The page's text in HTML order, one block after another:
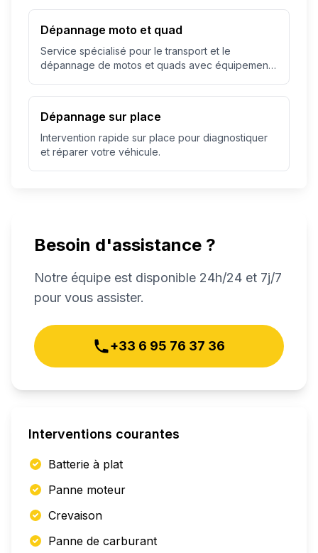
Dépannage moto et quad
Service spécialisé pour le transport et le
dépannage de motos et quads avec équipement
Dépannage sur place
Intervention rapide sur place pour diagnostiquer
et réparer votre véhicule.
Besoin d'assistance ?
Notre équipe est disponible 24h/24 et 7j/7
pour vous assister.
+33 6 95 76 37 36
Interventions courantes
Batterie à plat
Panne moteur
Crevaison
Panne de carburant